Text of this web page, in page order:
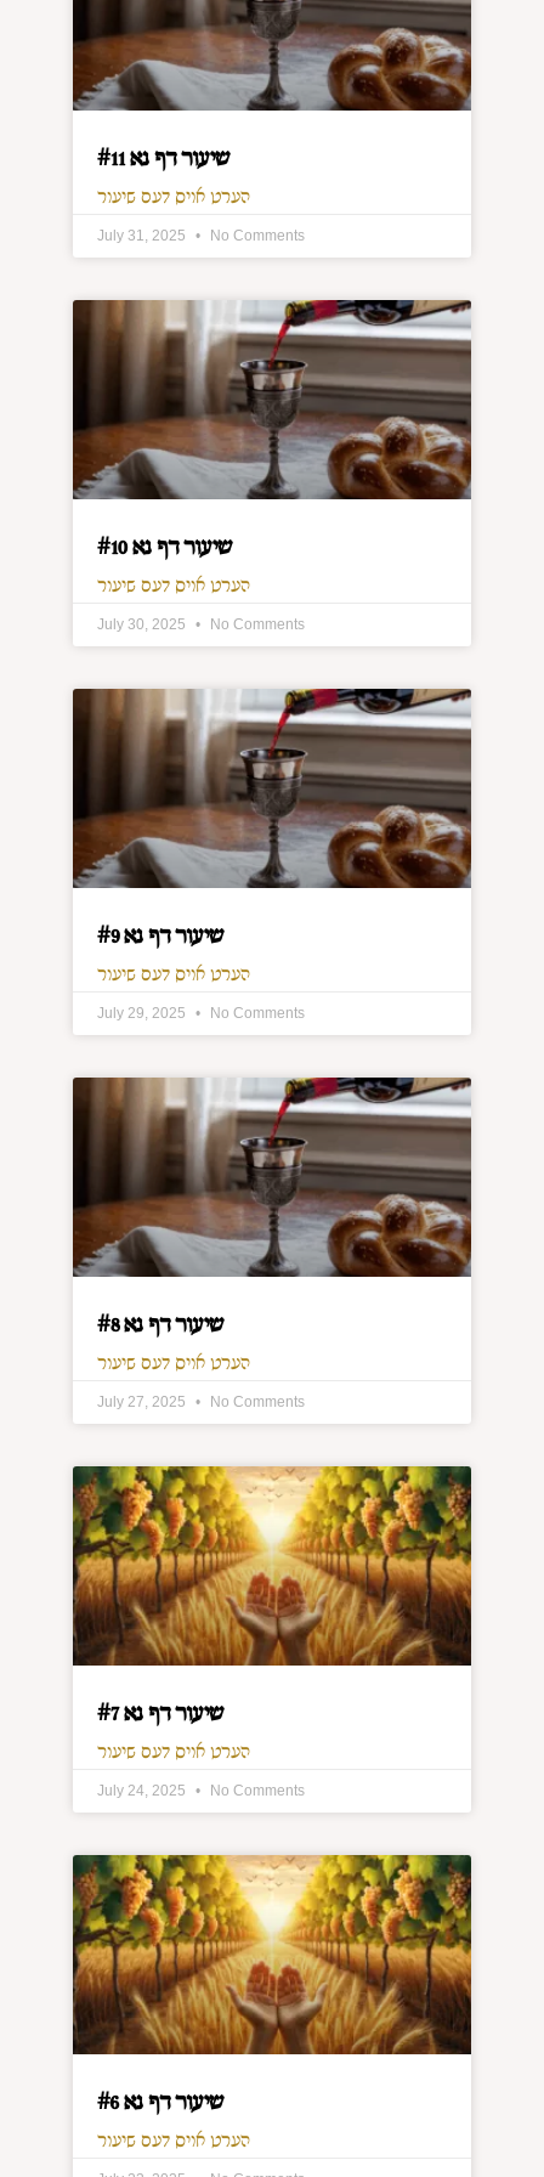
שיעור דף נא #11
הערט אויס דעם שיעור
July 31, 2025 No Comments
שיעור דף נא #10
הערט אויס דעם שיעור
July 30, 2025 No Comments
שיעור דף נא #9
הערט אויס דעם שיעור
July 29, 2025 No Comments
שיעור דף נא #8
הערט אויס דעם שיעור
July 27, 2025 No Comments
שיעור דף נא #7
הערט אויס דעם שיעור
July 24, 2025 No Comments
שיעור דף נא #6
הערט אויס דעם שיעור